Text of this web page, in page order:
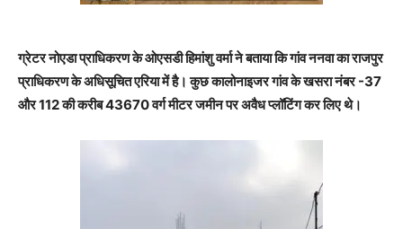
ग्रेटर नोएडा प्राधिकरण के ओएसडी हिमांशु वर्मा ने बताया कि गांव ननवा का राजपुर
प्राधिकरण के अधिसूचित एरिया में है। कुछ कालोनाइजर गांव के खसरा नंबर -37
और 112 की करीब 43670 वर्ग मीटर जमीन पर अवैध प्लॉटिंग कर लिए थे।